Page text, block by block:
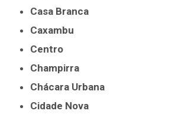
Casa Branca
Caxambu
Centro
Champirra
Chácara Urbana
Cidade Nova